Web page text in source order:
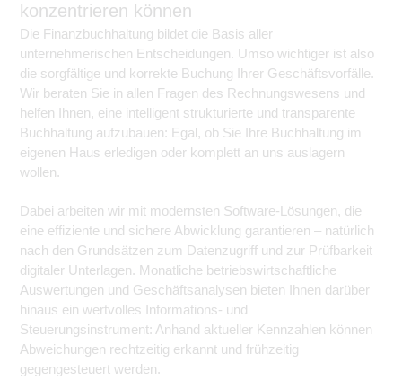
konzentrieren können
Die Finanzbuchhaltung bildet die Basis aller
unternehmerischen Entscheidungen. Umso wichtiger ist also
die sorgfältige und korrekte Buchung Ihrer Geschäftsvorfälle.
Wir beraten Sie in allen Fragen des Rechnungswesens und
helfen Ihnen, eine intelligent strukturierte und transparente
Buchhaltung aufzubauen: Egal, ob Sie Ihre Buchhaltung im
eigenen Haus erledigen oder komplett an uns auslagern
wollen.
Dabei arbeiten wir mit modernsten Software-Lösungen, die
eine effiziente und sichere Abwicklung garantieren – natürlich
nach den Grundsätzen zum Datenzugriff und zur Prüfbarkeit
digitaler Unterlagen. Monatliche betriebswirtschaftliche
Auswertungen und Geschäftsanalysen bieten Ihnen darüber
hinaus ein wertvolles Informations- und
Steuerungsinstrument: Anhand aktueller Kennzahlen können
Abweichungen rechtzeitig erkannt und frühzeitig
gegengesteuert werden.